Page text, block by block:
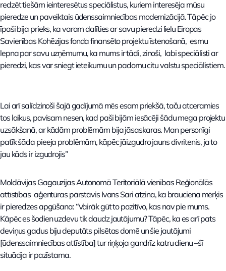
redzēt tiešām ieinteresētus speciālistus, kuriem interesēja mūsu
pieredze un paveiktais ūdenssaimniecības modernizācijā. Tāpēc jo
īpaši bija prieks, ka varam dalīties ar savu pieredzi lielu Eiropas
Savienības Kohēzijas fonda finansēto projektu īstenošanā, esmu
lepna par savu uzņēmumu, ka mums ir tādi, zinoši, labi speciālisti ar
pieredzi, kas var sniegt ieteikumu un padomu citu valstu speciālistiem.
Lai arī salīdzinoši šajā gadījumā mēs esam priekšā, taču atceramies
tos laikus, pavisam nesen, kad paši bijām iesācēji šādu mega projektu
uzsākšanā, ar kādām problēmām bija jāsaskaras. Man personīgi
patīk šāda pieeja problēmām, kāpēc jāizgudro jauns divritenis, ja to
jau kāds ir izgudrojis”
Moldāvijas Gagauzijas Autonomā Teritoriālā vienības Reģionālās
attīstības aģentūras pārstāvis Ivans Sari atzina, ka brauciena mērķis
ir pieredzes apgūšana: “Vairāk gūt to pozitīvo, kas nav pie mums.
Kāpēc es šodien uzdevu tik daudz jautājumu? Tāpēc, ka es arī pats
deviņus gadus biju deputāts pilsētas domē un šie jautājumi
[ūdenssaimniecības attīstība] tur riņķoja gandrīz katru dienu –šī
situācija ir pazīstama.